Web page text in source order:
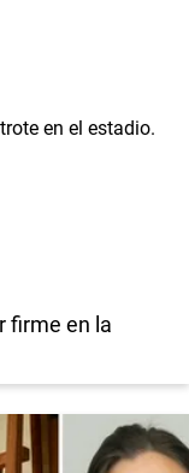
firme en la